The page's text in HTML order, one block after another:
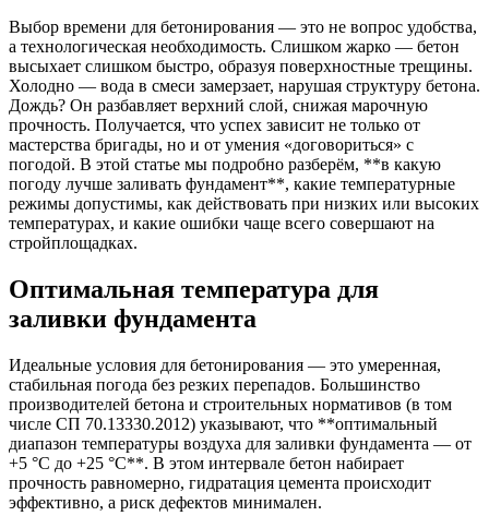
Выбор времени для бетонирования — это не вопрос удобства,
а технологическая необходимость. Слишком жарко — бетон
высыхает слишком быстро, образуя поверхностные трещины.
Холодно — вода в смеси замерзает, нарушая структуру бетона.
Дождь? Он разбавляет верхний слой, снижая марочную
прочность. Получается, что успех зависит не только от
мастерства бригады, но и от умения «договориться» с
погодой. В этой статье мы подробно разберём, **в какую
погоду лучше заливать фундамент**, какие температурные
режимы допустимы, как действовать при низких или высоких
температурах, и какие ошибки чаще всего совершают на
стройплощадках.
Оптимальная температура для
заливки фундамента
Идеальные условия для бетонирования — это умеренная,
стабильная погода без резких перепадов. Большинство
производителей бетона и строительных нормативов (в том
числе СП 70.13330.2012) указывают, что **оптимальный
диапазон температуры воздуха для заливки фундамента — от
+5 °C до +25 °C**. В этом интервале бетон набирает
прочность равномерно, гидратация цемента происходит
эффективно, а риск дефектов минимален.